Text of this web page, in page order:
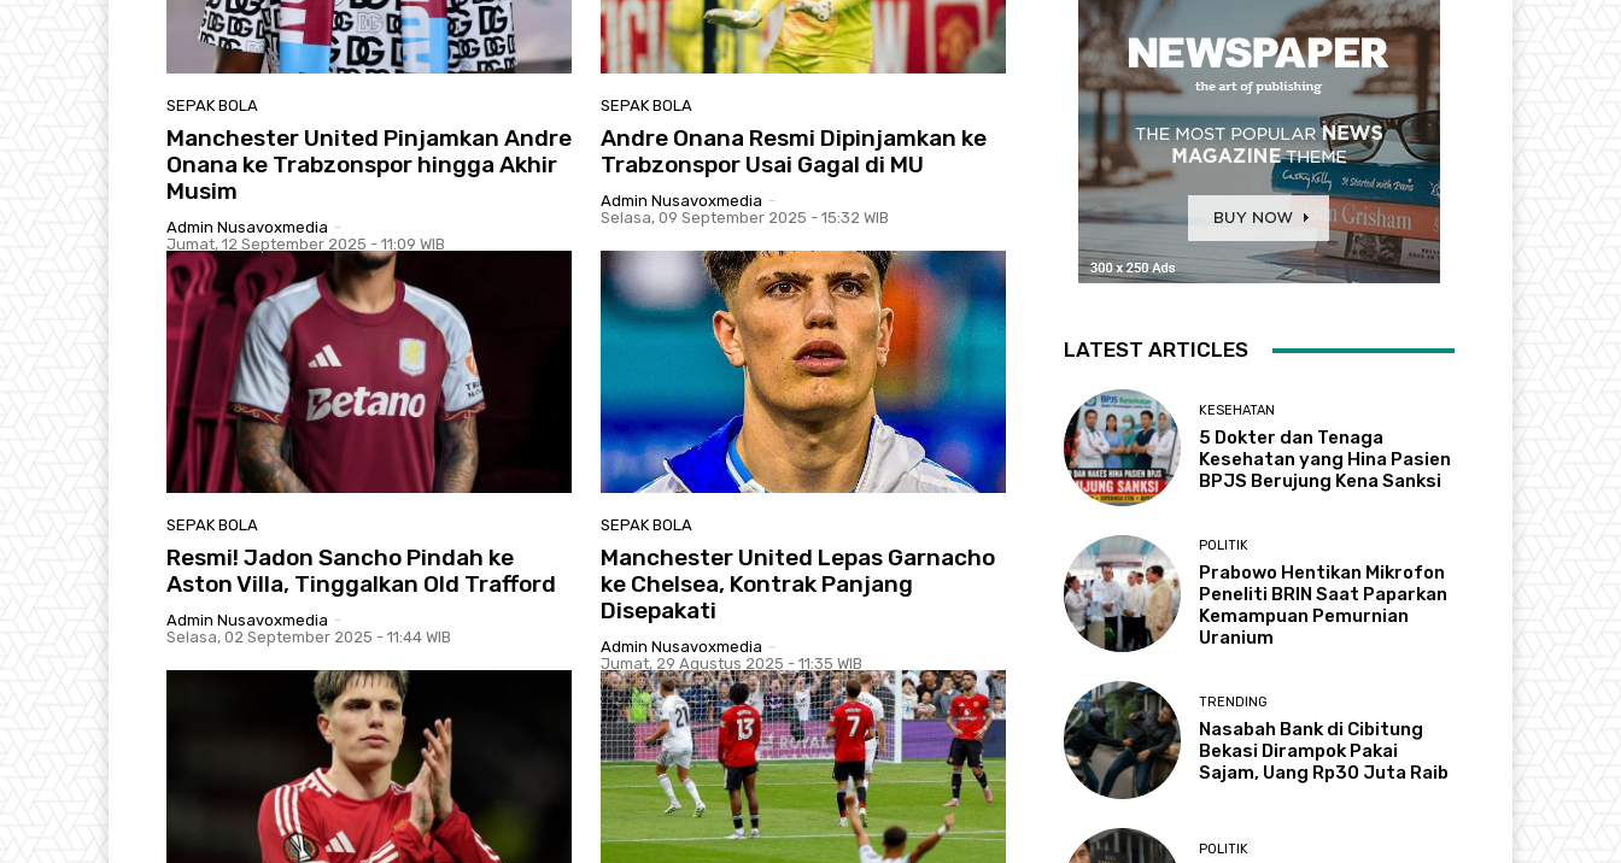
SEPAK BOLA
Manchester United Pinjamkan Andre
Onana ke Trabzonspor hingga Akhir
Musim
Admin Nusavoxmedia -
Jumat, 12 September 2025 - 11:09 WIB
SEPAK BOLA
Andre Onana Resmi Dipinjamkan ke
Trabzonspor Usai Gagal di MU
Admin Nusavoxmedia -
Selasa, 09 September 2025 - 15:32 WIB
SEPAK BOLA
Resmi! Jadon Sancho Pindah ke
Aston Villa, Tinggalkan Old Trafford
Admin Nusavoxmedia -
Selasa, 02 September 2025 - 11:44 WIB
SEPAK BOLA
Manchester United Lepas Garnacho
ke Chelsea, Kontrak Panjang
Disepakati
Admin Nusavoxmedia -
Jumat, 29 Agustus 2025 - 11:35 WIB
LATEST ARTICLES
KESEHATAN
5 Dokter dan Tenaga
Kesehatan yang Hina Pasien
BPJS Berujung Kena Sanksi
POLITIK
Prabowo Hentikan Mikrofon
Peneliti BRIN Saat Paparkan
Kemampuan Pemurnian
Uranium
TRENDING
Nasabah Bank di Cibitung
Bekasi Dirampok Pakai
Sajam, Uang Rp30 Juta Raib
POLITIK